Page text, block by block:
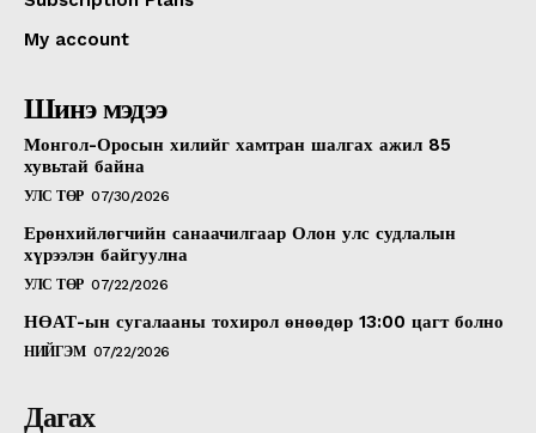
My account
Шинэ мэдээ
Монгол-Оросын хилийг хамтран шалгах ажил 85
хувьтай байна
УЛС ТӨР 07/30/2026
Ерөнхийлөгчийн санаачилгаар Олон улс судлалын
хүрээлэн байгуулна
УЛС ТӨР 07/22/2026
НӨАТ-ын сугалааны тохирол өнөөдөр 13:00 цагт болно
НИЙГЭМ 07/22/2026
Дагах